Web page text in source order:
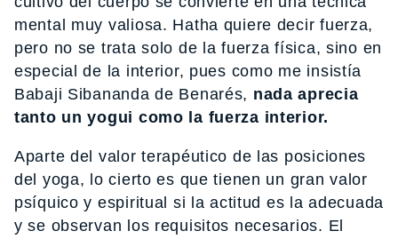
mental muy valiosa. Hatha quiere decir fuerza,
pero no se trata solo de la fuerza física, sino en
especial de la interior, pues como me insistía
Babaji Sibananda de Benarés, nada aprecia
tanto un yogui como la fuerza interior.
Aparte del valor terapéutico de las posiciones
del yoga, lo cierto es que tienen un gran valor
psíquico y espiritual si la actitud es la adecuada
y se observan los requisitos necesarios. El